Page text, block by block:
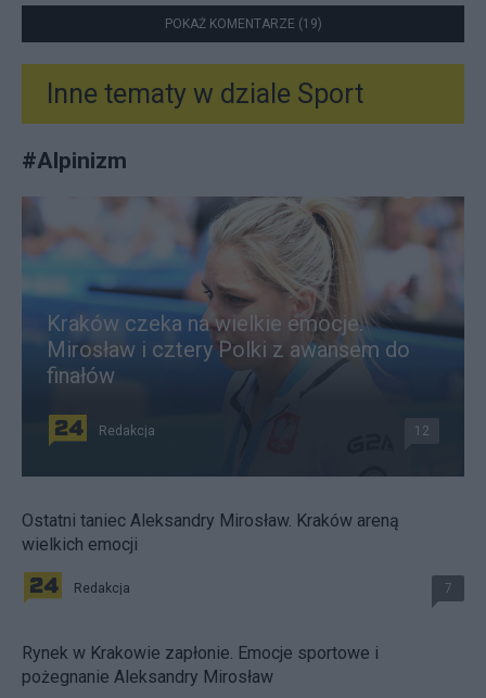
POKAŻ KOMENTARZE (19)
Inne tematy w dziale Sport
#Alpinizm
Kraków czeka na wielkie emocje.
Mirosław i cztery Polki z awansem do
finałów
Redakcja 12
Ostatni taniec Aleksandry Mirosław. Kraków areną
wielkich emocji
Redakcja 7
Rynek w Krakowie zapłonie. Emocje sportowe i
pożegnanie Aleksandry Mirosław